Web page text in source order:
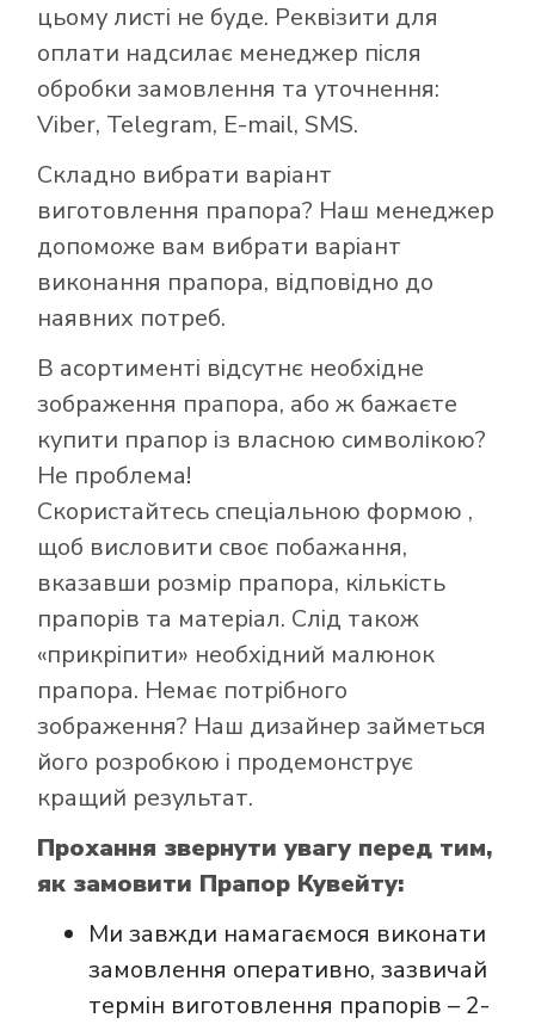
цьому листі не буде. Реквізити для
оплати надсилає менеджер після
обробки замовлення та уточнення:
Viber, Telegram, E-mail, SMS.
Складно вибрати варіант
виготовлення прапора? Наш менеджер
допоможе вам вибрати варіант
виконання прапора, відповідно до
наявних потреб.
В асортименті відсутнє необхідне
зображення прапора, або ж бажаєте
купити прапор із власною символікою?
Не проблема!
Скористайтесь спеціальною формою ,
щоб висловити своє побажання,
вказавши розмір прапора, кількість
прапорів та матеріал. Слід також
«прикріпити» необхідний малюнок
прапора. Немає потрібного
зображення? Наш дизайнер займеться
його розробкою і продемонструє
кращий результат.
Прохання звернути увагу перед тим,
як замовити Прапор Кувейту:
Ми завжди намагаємося виконати
замовлення оперативно, зазвичай
термін виготовлення прапорів – 2-
Як купити прапор
в інтернет-
магазині Лакор: